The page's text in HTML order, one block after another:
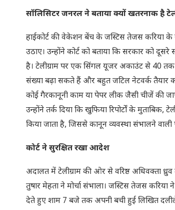
सॉलिसिटर जनरल ने बताया क्यों खतरनाक है
हाईकोर्ट की वेकेशन बेंच के जस्टिस तेजस करिया के
उठाए। उन्होंने कोर्ट को बताया कि सरकार को
है। टेलीग्राम पर एक सिंगल यूजर अकाउंट से 40
संख्या बढ़ा सकते हैं और बहुत जटिल नेटवर्क तैयार
कोई गैरकानूनी काम या पेपर लीक जैसी चीजें की
उन्होंने तर्क दिया कि खुफिया रिपोर्टों के
किया जाता है, जिससे कानून व्यवस्था संभालने वाली
कोर्ट ने सुरक्षित रखा आदेश
अदालत में टेलीग्राम की ओर से वरिष्ठ अधिवक्ता
तुषार मेहता ने मोर्चा संभाला। जस्टिस तेजस करिया
देते हुए शाम 7 बजे तक अपनी बची हुई लिखित